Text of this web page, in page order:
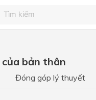
Tìm kiếm câu trả lời
Tìm kiếm câu trả lời cho câu
bạn
bản thân
Đóng góp lý thuyết